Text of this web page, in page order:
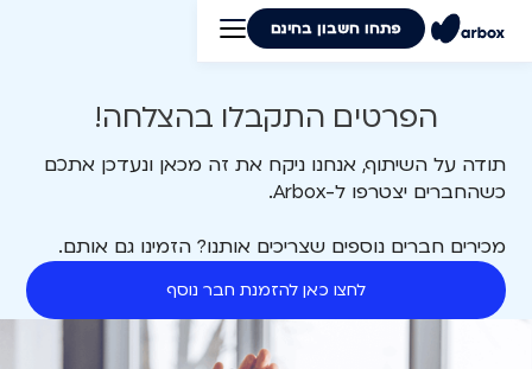
פתחו חשבון בחינם
הפרטים התקבלו בהצלחה!
תודה על השיתוף, אנחנו ניקח את זה מכאן ונעדכן אתכם
כשהחברים יצטרפו ל-Arbox.
מכירים חברים נוספים שצריכים אותנו? הזמינו גם אותם.
לחצו כאן להזמנת חבר נוסף